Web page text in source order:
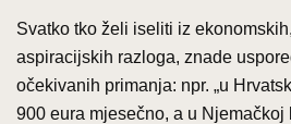
Svatko tko želi iseliti iz
aspiracijskih razloga, znade
očekivanih primanja: npr. „u
900 eura mjesečno, a u Njemačkoj